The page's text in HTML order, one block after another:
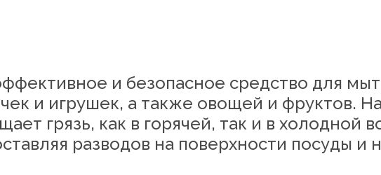
и безопасное средство для
и игрушек, а также овощей и фруктов.
грязь, как в горячей, так и в холодной
разводов на поверхности посуды и